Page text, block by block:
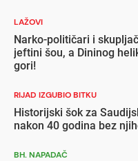
LAŽOVI
Narko-političari i
jeftini šou, a Dininog
gori!
RIJAD IZGUBIO BITKU
Historijski šok za
nakon 40 godina bez
BH. NAPADAČ